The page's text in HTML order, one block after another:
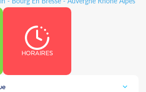
HORAIRES